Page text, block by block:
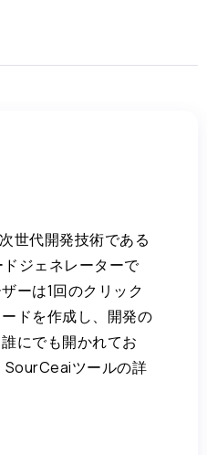
世代開発技術である
ジェネレーターで
ーは1回のクリック
ドを作成し、開発の
にでも開かれてお
SourCeaiツールの詳